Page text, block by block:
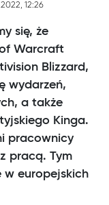
12:26
się, że
Warcraft
Blizzard,
wydarzeń,
a także
Kinga.
pracownicy
pracą. Tym
w europejskich